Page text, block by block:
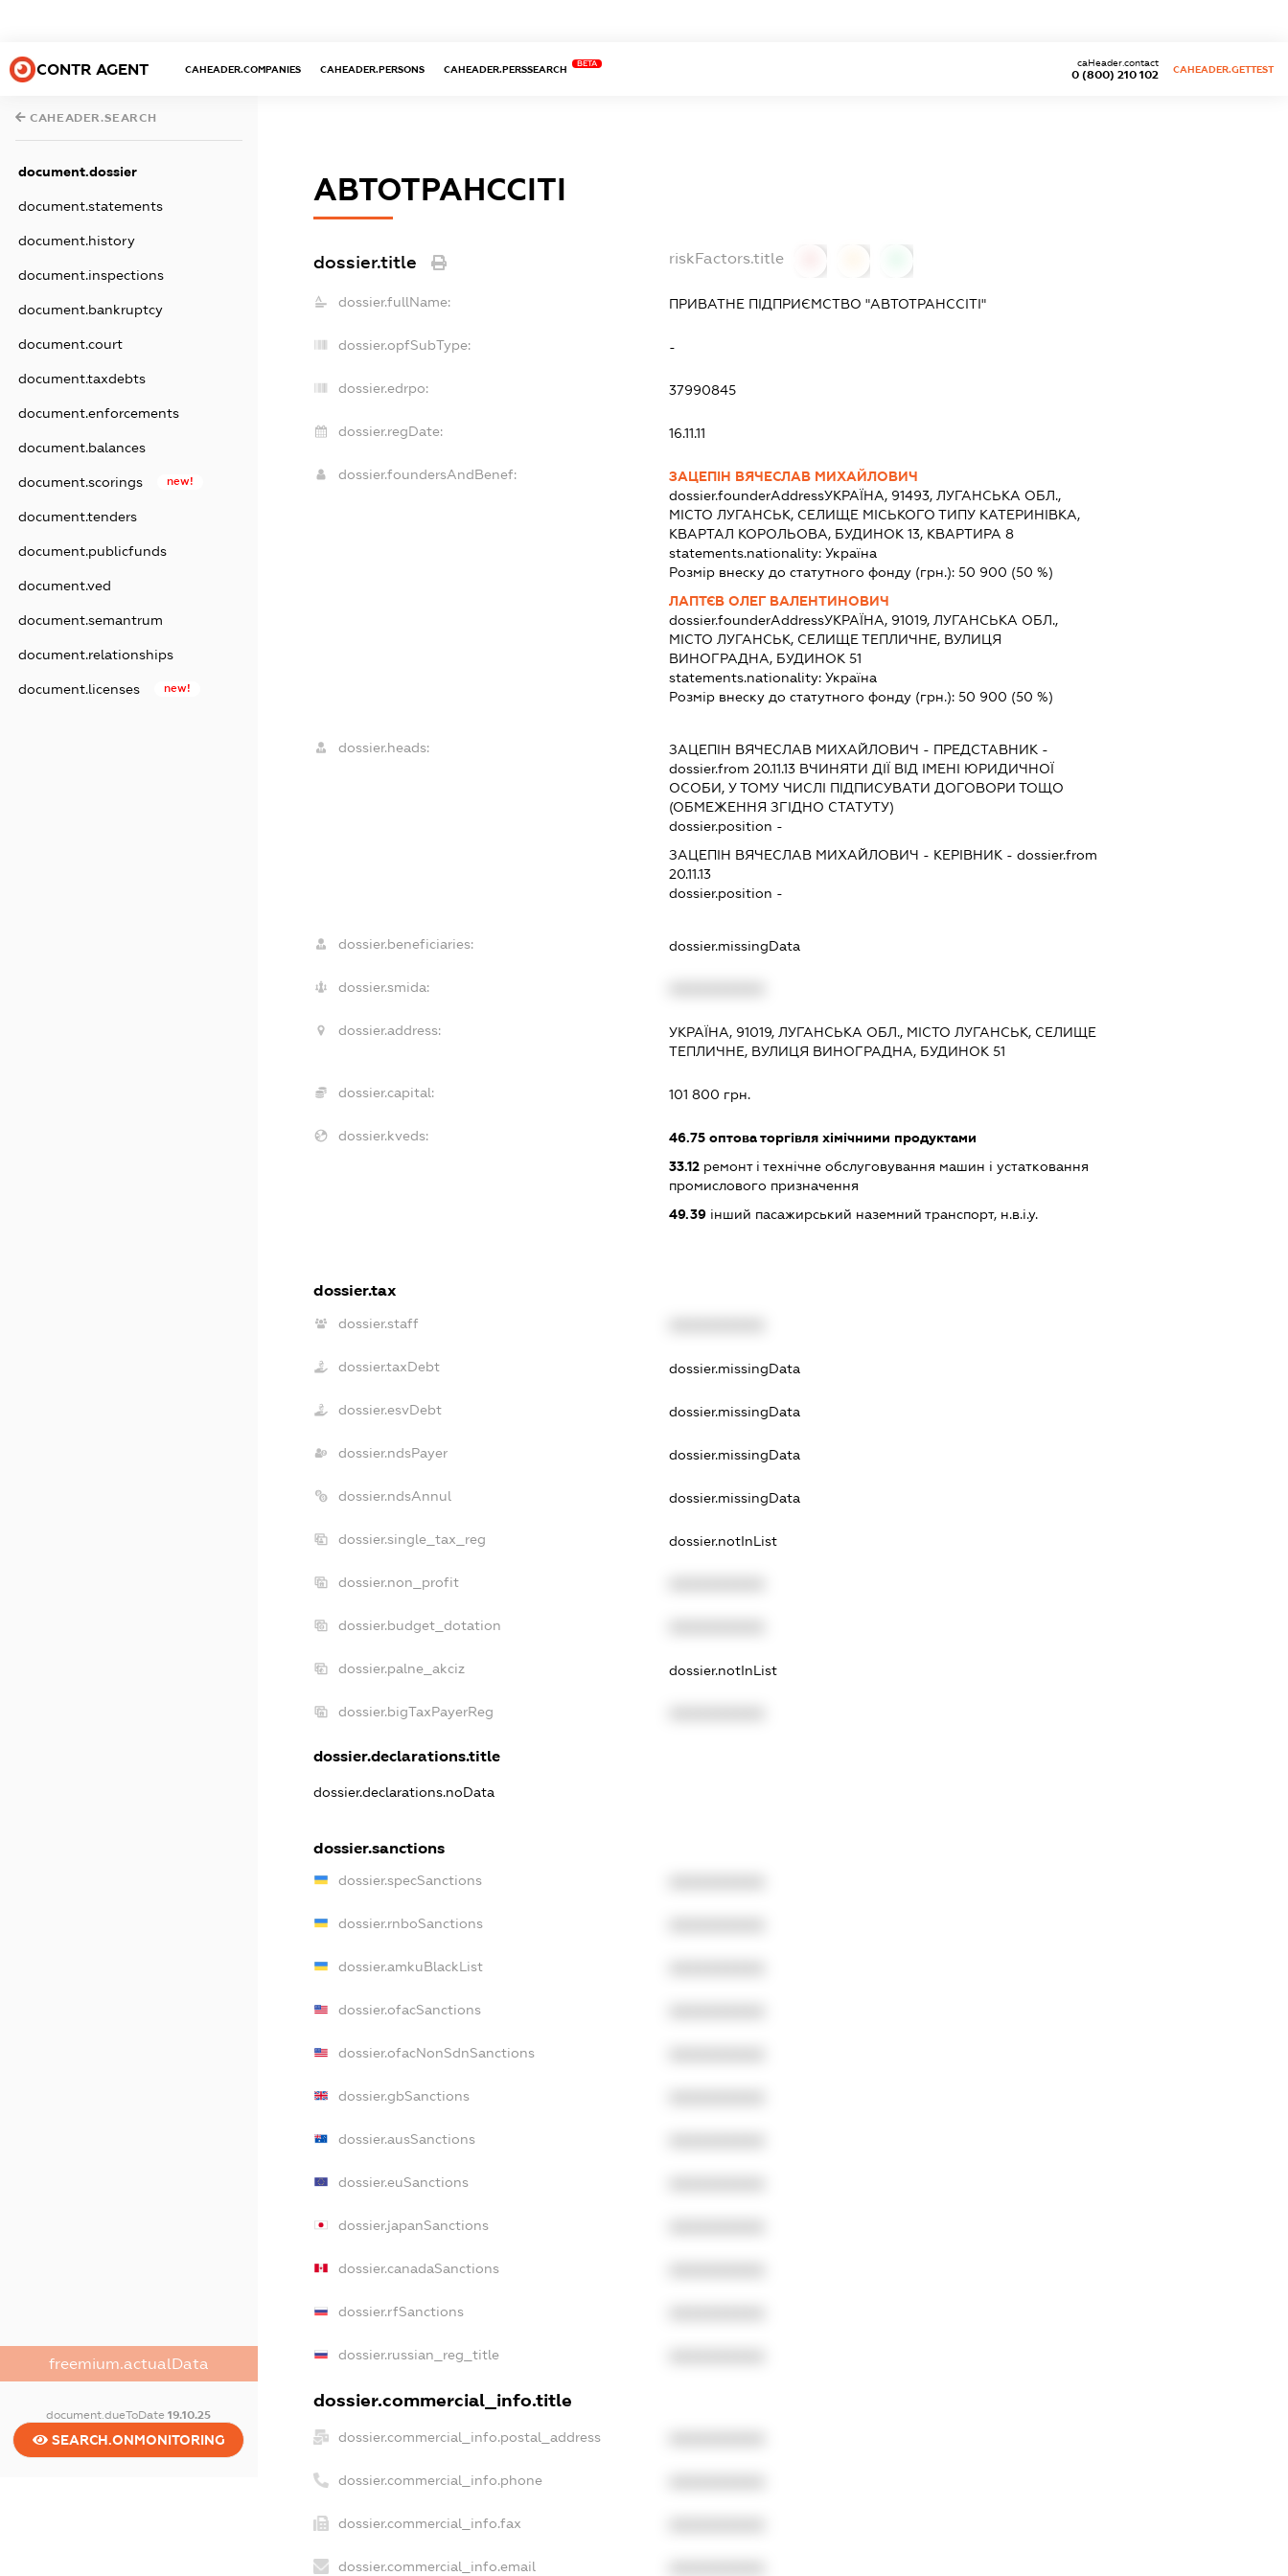
CONTR AGENT CAHEADER.COMPANIES CAHEADER.PERSONS CAHEADER.PERSSEARCH
BETA
0 (800) 210 102
caHeader.contact
CAHEADER.GETTEST
CAHEADER.SEARCH
document.dossier
document.statements
document.history
document.inspections
document.bankruptcy
document.court
document.taxdebts
document.enforcements
document.balances
document.scorings new!
document.tenders
document.publicfunds
document.ved
document.semantrum
document.relationships
document.licenses new!
freemium.actualData
document.dueToDate19.10.25
SEARCH.ONMONITORING
АВТОТРАНССІТІ
dossier.title riskFactors.title
dossier.fullName: ПРИВАТНЕ ПІДПРИЄМСТВО "АВТОТРАНССІТІ"
dossier.opfSubType: -
dossier.edrpo: 37990845
dossier.regDate: 16.11.11
dossier.foundersAndBenef:
ЗАЦЕПІН ВЯЧЕСЛАВ МИХАЙЛОВИЧ
dossier.founderAddressУКРАЇНА, 91493, ЛУГАНСЬКА ОБЛ.,
МІСТО ЛУГАНСЬК, СЕЛИЩЕ МІСЬКОГО ТИПУ КАТЕРИНІВКА,
КВАРТАЛ КОРОЛЬОВА, БУДИНОК 13, КВАРТИРА 8
statements.nationality:Україна
Розмір внеску до статутного фонду (грн.):50 900 (50 %)
ЛАПТЄВ ОЛЕГ ВАЛЕНТИНОВИЧ
dossier.founderAddressУКРАЇНА, 91019, ЛУГАНСЬКА ОБЛ.,
МІСТО ЛУГАНСЬК, СЕЛИЩЕ ТЕПЛИЧНЕ, ВУЛИЦЯ
ВИНОГРАДНА, БУДИНОК 51
statements.nationality:Україна
Розмір внеску до статутного фонду (грн.):50 900 (50 %)
dossier.heads: ЗАЦЕПІН ВЯЧЕСЛАВ МИХАЙЛОВИЧ - ПРЕДСТАВНИК -
dossier.from 20.11.13 ВЧИНЯТИ ДІЇ ВІД ІМЕНІ ЮРИДИЧНОЇ
ОСОБИ, У ТОМУ ЧИСЛІ ПІДПИСУВАТИ ДОГОВОРИ ТОЩО
(ОБМЕЖЕННЯ ЗГІДНО СТАТУТУ)
dossier.position -
ЗАЦЕПІН ВЯЧЕСЛАВ МИХАЙЛОВИЧ - КЕРІВНИК - dossier.from
20.11.13
dossier.position -
dossier.beneficiaries: dossier.missingData
dossier.smida:
dossier.address:
УКРАЇНА, 91019, ЛУГАНСЬКА ОБЛ., МІСТО ЛУГАНСЬК, СЕЛИЩЕ
ТЕПЛИЧНЕ, ВУЛИЦЯ ВИНОГРАДНА, БУДИНОК 51
dossier.capital: 101 800 грн.
dossier.kveds: 46.75 оптова торгівля хімічними продуктами
33.12 ремонт і технічне обслуговування машин і устатковання
промислового призначення
49.39 інший пасажирський наземний транспорт, н.в.і.у.
dossier.tax
dossier.staff
dossier.taxDebt dossier.missingData
dossier.esvDebt dossier.missingData
dossier.ndsPayer dossier.missingData
dossier.ndsAnnul dossier.missingData
dossier.single_tax_reg dossier.notInList
dossier.non_profit
dossier.budget_dotation
dossier.palne_akciz dossier.notInList
dossier.bigTaxPayerReg
dossier.declarations.title
dossier.declarations.noData
dossier.sanctions
dossier.specSanctions
dossier.rnboSanctions
dossier.amkuBlackList
dossier.ofacSanctions
dossier.ofacNonSdnSanctions
dossier.gbSanctions
dossier.ausSanctions
dossier.euSanctions
dossier.japanSanctions
dossier.canadaSanctions
dossier.rfSanctions
dossier.russian_reg_title
dossier.commercial_info.title
dossier.commercial_info.postal_address
dossier.commercial_info.phone
dossier.commercial_info.fax
dossier.commercial_info.email